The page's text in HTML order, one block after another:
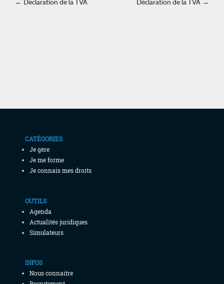
Post navigation
← Déclaration de la TVA Déclaration de la TVA →
CATÉGORIES
Je gère
Je me forme
Je connais mes droits
OUTILS
Agenda
Actualités juridiques
Simulateurs
INFOS
Nous connaitre